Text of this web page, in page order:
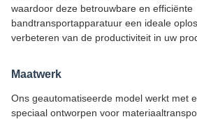
waardoor deze betrouwbare en efficiënte
bandtransportapparatuur een ideale
verbeteren van de productiviteit in uw
Maatwerk
Ons geautomatiseerde model werkt met
speciaal ontworpen voor